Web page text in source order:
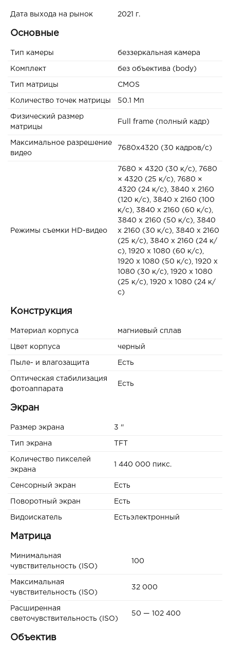
Дата выхода на рынок 2021 г.
Основные
Тип камеры беззеркальная камера
Комплект без объектива (body)
Тип матрицы CMOS
Количество точек матрицы 50.1 Мп
Физический размер
матрицы
Full frame (полный кадр)
Максимальное разрешение
видео
7680x4320 (30 кадров/с)
Режимы съемки HD-видео
7680 × 4320 (30 к/с), 7680
× 4320 (25 к/с), 7680 ×
4320 (24 к/с), 3840 x 2160
(120 к/с), 3840 x 2160 (100
к/с), 3840 x 2160 (60 к/с),
3840 x 2160 (50 к/с), 3840
x 2160 (30 к/с), 3840 x 2160
(25 к/с), 3840 x 2160 (24 к/
с), 1920 x 1080 (60 к/с),
1920 x 1080 (50 к/с), 1920 x
1080 (30 к/с), 1920 x 1080
(25 к/с), 1920 x 1080 (24 к/
с)
Конструкция
Материал корпуса магниевый сплав
Цвет корпуса черный
Пыле- и влагозащита Есть
Оптическая стабилизация
фотоаппарата
Есть
Экран
Размер экрана 3 ''
Тип экрана TFT
Количество пикселей
экрана
1 440 000 пикс.
Сенсорный экран Есть
Поворотный экран Есть
Видоискатель Естьэлектронный
Матрица
Минимальная
чувствительность (ISO)
100
Максимальная
чувствительность (ISO)
32 000
Расширенная
светочувствительность (ISO)
50 — 102 400
Объектив